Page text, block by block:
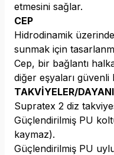
etmesini sağlar.
CEP
Hidrodinamik
sunmak için
Cep, bir bağlantı
diğer eşyaları güvenli
TAKVİYELER/
Supratex 2 diz
Güçlendirilmiş PU
kaymaz).
Güçlendirilmiş PU